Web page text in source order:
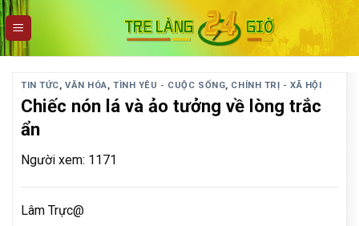
Skip
to
content
TIN TỨC,VĂN HÓA,TÌNH YÊU - CUỘC SỐNG, CHÍNH TRỊ - XÃ HỘI
Chiếc nón lá và ảo tưởng về lòng trắc
ẩn
Người xem: 1171
Lâm Trực@